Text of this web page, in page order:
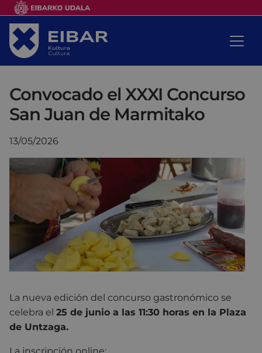
Convocado el XXXI Concurso
San Juan de Marmitako
13/05/2026
La nueva edición del concurso gastronómico se
celebra el 25 de junio a las 11:30 horas en la Plaza
de Untzaga.
La inscripción online: